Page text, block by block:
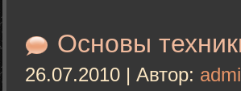
Основы
26.07.2010 | Автор: